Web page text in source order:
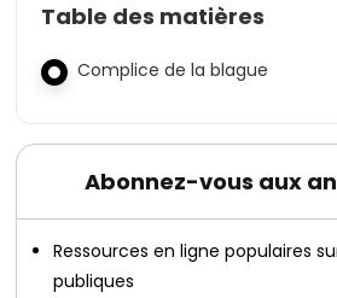
Table des matières
Complice de la blague
Abonnez-vous aux
Ressources en ligne populaires
publiques